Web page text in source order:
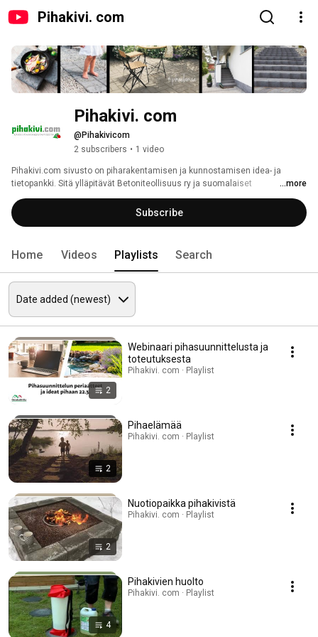
Pihakivi. com
Pihakivi. com
@Pihakivicom
2 subscribers • 1 video
Pihakivi.com sivusto on piharakentamisen ja kunnostamisen idea- ja
tietopankki. Sitä ylläpitävät Betoniteollisuus ry ja suomalaiset
pihakivivalmistajat. Tämä on sivuston oma Youtube-kanava.
...more
Subscribe
Home Videos Playlists Search
2
Webinaari pihasuunnittelusta ja
toteutuksesta
Pihakivi. com · Playlist
2
Pihaelämää
Pihakivi. com · Playlist
2
Nuotiopaikka pihakivistä
Pihakivi. com · Playlist
4
Pihakivien huolto
Pihakivi. com · Playlist